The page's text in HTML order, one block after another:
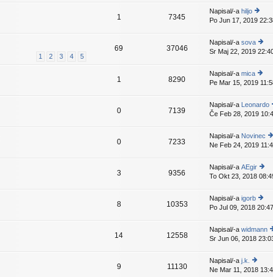
d
pr
is
p
e
e
ej
z
d
nji
pr
is
p
e
k
1 7345
Napisal/-a hiljo
o
ej
z
d
nji
pr
is
p
e
k
Po Jun 17, 2019
1 2 3 4 5
69 37046
Napisal/-a sova
o
ej
z
d
nji
pr
is
p
e
e
Sr Maj 22, 2019
1 8290
Napisal/-a mica
o
ej
z
d
nji
pr
is
p
e
e
k
Pe Mar 15, 2019
0 7139
Napisal/-a Leonardo
o
ej
e
e
k
Če Feb 28, 2019
0 7233
Napisal/-a Novinec
o
z
d
pr
is
p
e
Ne Feb 24, 2019
3 9356
Napisal/-a AEgir
o
ej
z
d
nji
pr
is
e
To Okt 23, 2018
8 10353
Napisal/-a igorb
o
ej
z
d
pr
Po Jul 09, 2018 20:47
14 12558
Napisal/-a widmann
o
z
Sr Jun 06, 2018
9 11130
Napisal/-a j.k.
o
Ne Mar 11, 2018